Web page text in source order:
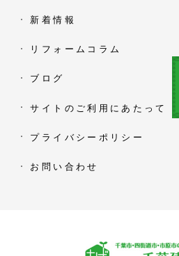
新着情報
リフォームコラム
ブログ
サイトのご利用にあたって
プライバシーポリシー
お問い合わせ